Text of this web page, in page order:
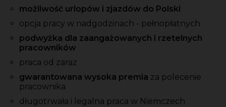
możliwość urlopów i zjazdów do Polski
opcja pracy w nadgodzinach - pełnopłatnych
podwyżka dla zaangażowanych i rzetelnych
pracowników
praca od zaraz
gwarantowana wysoka premia za polecenie
pracownika
długotrwała i legalna praca w Niemczech